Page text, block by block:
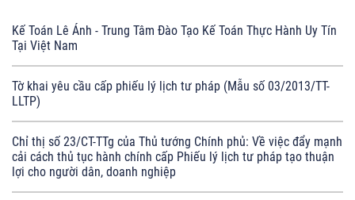
Kế Toán Lê Ánh - Trung Tâm Đào Tạo Kế Toán Thực Hành Uy Tín
Tại Việt Nam
Tờ khai yêu cầu cấp phiếu lý lịch tư pháp (Mẫu số 03/2013/TT-
LLTP)
Chỉ thị số 23/CT-TTg của Thủ tướng Chính phủ: Về việc đẩy mạnh
cải cách thủ tục hành chính cấp Phiếu lý lịch tư pháp tạo thuận
lợi cho người dân, doanh nghiệp